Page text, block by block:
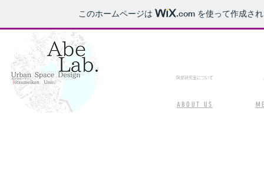
このホームページは .com を使って作成さ
​阿部研究室について
ABOUT US